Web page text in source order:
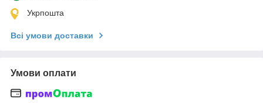
Укрпошта
Всі умови доставки
Умови оплати